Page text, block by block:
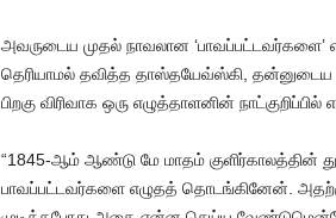
அவருடைய முதல் நாவலான ‘பாவப்பட்டவர்களை’
தெரியாமல் தவித்த தாஸ்தயேவ்ஸ்கி, தன்னுடைய
பிறகு விரிவாக ஒரு எழுத்தாளனின் நாட்குறிப்பில்
“1845-ஆம் ஆண்டு மே மாதம் குளிர்காலத்தின்
பாவப்பட்டவர்களை எழுதத் தொடங்கினேன். அதற்கு